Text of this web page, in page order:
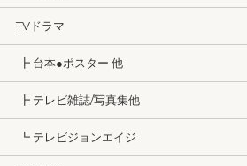
TVドラマ
┣ 台本●ポスター 他
┣ テレビ雑誌/写真集他
┗ テレビジョンエイジ